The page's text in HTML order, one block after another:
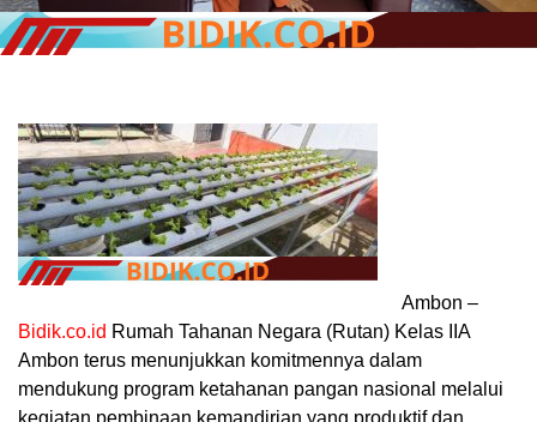
Ambon –
Bidik.co.id Rumah Tahanan Negara (Rutan) Kelas IIA
Ambon terus menunjukkan komitmennya dalam
mendukung program ketahanan pangan nasional melalui